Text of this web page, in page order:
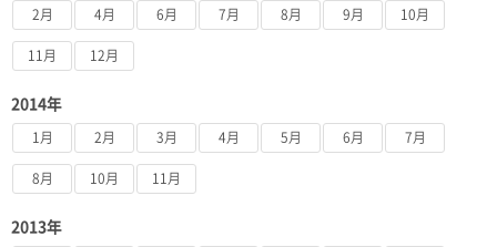
2月 4月 6月 7月 8月 9月 10月
11月 12月
2014年
1月 2月 3月 4月 5月 6月 7月
8月 10月 11月
2013年